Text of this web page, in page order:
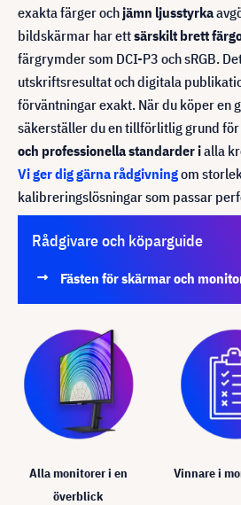
exakta färger ochjämn ljusstyrka
bildskärmar har ettsärskilt brett
färgrymder som DCI-P3 och sRGB.
utskriftsresultat och digitala
förväntningar exakt. När du köper en
säkerställer du en tillförlitlig grund
och professionella standarder ialla
Vi ger dig gärna rådgivningom
kalibreringslösningar som passar
Rådgivare och köparguide
Fästen för skärmar och
Alla monitorer i en
överblick
Vinnare i